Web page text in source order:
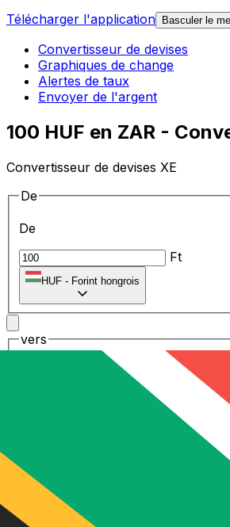
Télécharger l'application
Basculer le
Convertisseur de devises
Graphiques de change
Alertes de taux
Envoyer de l'argent
100 HUF en ZAR -
Convertisseur de devises XE
De
De
Ft
HUF - Forint hongrois
vers
R
1.00HUF
Taux interbancaire à 16:21 UTC